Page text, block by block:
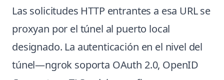
Las solicitudes HTTP entrantes a esa URL se
proxyan por el túnel al puerto local
designado. La autenticación en el nivel del
túnel—ngrok soporta OAuth 2.0, OpenID